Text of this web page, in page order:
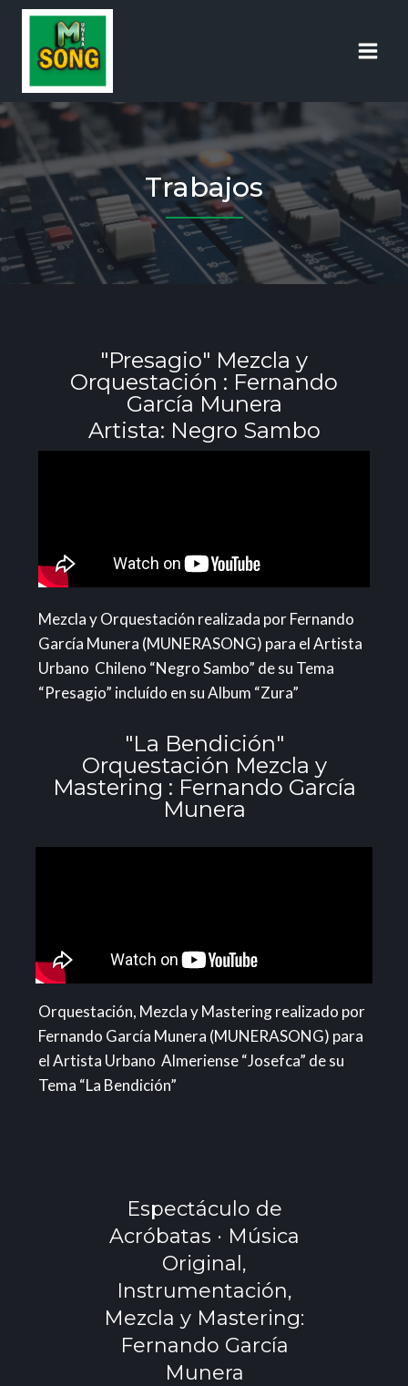
Trabajos
"Presagio" Mezcla y
Orquestación : Fernando
García Munera
Artista: Negro Sambo
Mezcla y Orquestación realizada por Fernando
García Munera (MUNERASONG) para el Artista
Urbano Chileno “Negro Sambo” de su Tema
“Presagio” incluído en su Album “Zura”
"La Bendición"
Orquestación Mezcla y
Mastering : Fernando García
Munera
Orquestación, Mezcla y Mastering realizado por
Fernando García Munera (MUNERASONG) para
el Artista Urbano Almeriense “Josefca” de su
Tema “La Bendición”
Espectáculo de
Acróbatas · Música
Original,
Instrumentación,
Mezcla y Mastering:
Fernando García
Munera